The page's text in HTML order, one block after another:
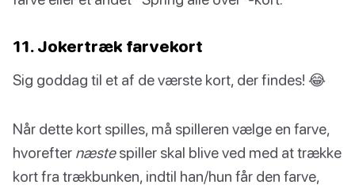
11. Jokertræk farvekort
Sig goddag til et af de værste kort, der findes! 😂
Når dette kort spilles, må spilleren vælge en farve,
hvorefter næstespiller skal blive ved med at trække
kort fra trækbunken, indtil han/hun får den farve,